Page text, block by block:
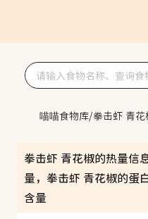
喵喵食物库/拳击虾 青花
拳击虾 青花椒的热量信
量，拳击虾 青花椒的蛋
含量